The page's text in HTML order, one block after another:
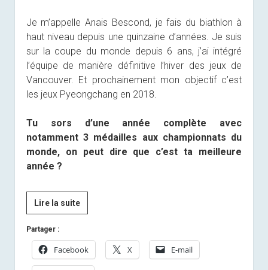
Je m’appelle Anais Bescond, je fais du biathlon à
haut niveau depuis une quinzaine d’années. Je suis
sur la coupe du monde depuis 6 ans, j’ai intégré
l’équipe de manière définitive l’hiver des jeux de
Vancouver. Et prochainement mon objectif c’est
les jeux Pyeongchang en 2018.
Tu sors d’une année complète avec
notamment 3 médailles aux championnats du
monde, on peut dire que c’est ta meilleure
année ?
Lire la suite[Presse]
Anais
le
top
Partager :
Facebook X E-mail